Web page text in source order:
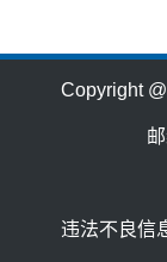
Copyright
违法不良信